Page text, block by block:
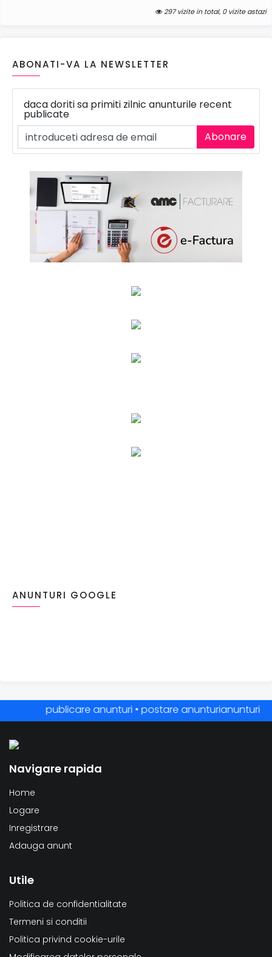
297 vizite in total, 0 vizite astazi
ABONATI-VA LA NEWSLETTER
daca doriti sa primiti zilnic anunturile recent
publicate
ANUNTURI GOOGLE
publicare anunturi • postare anunturianunturi
Navigare rapida
Home
Logare
Inregistrare
Adauga anunt
Utile
Politica de confidentialitate
Termeni si conditii
Politica privind cookie-urile